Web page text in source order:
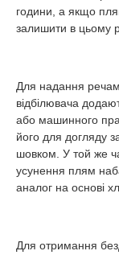
години, а якщо
залишити в цьому
Для надання речам
відбілювача
або машинного
його для догляду
шовком. У той же
усунення плям
аналог на основі
Для отримання